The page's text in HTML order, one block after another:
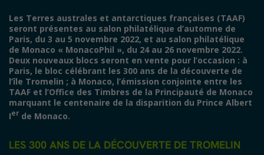
Les Terres australes et antarctiques françaises (TAAF)
seront présentes au salon philatélique d’automne de
Paris, du 3 au 5 novembre 2022, et au salon philatélique
de Monaco « MonacoPhil », du 24 au 26 novembre 2022.
Deux nouveaux blocs seront en vente pour l’occasion : à
Paris, le bloc célébrant les 300 ans de la découverte de
l’île Tromelin ; à Monaco, l’émission conjointe entre les
TAAF et l’Office des Timbres de la Principauté de Monaco
marquant le centenaire de la disparition du Prince Albert
Ier de Monaco.
LES 300 ANS DE LA DÉCOUVERTE DE TROMELIN